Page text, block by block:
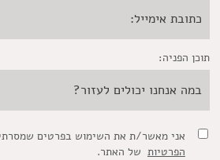
תוכן הפניה:
אני מאשר/ת את השימוש בפרטים
הפרטיותשל האתר.